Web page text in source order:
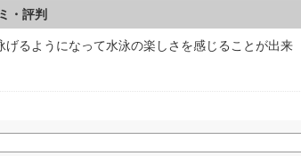
・評判
るようになって水泳の楽しさを感じることが出来